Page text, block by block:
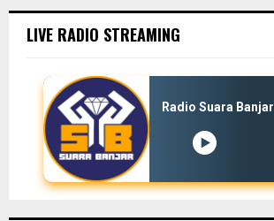
LIVE RADIO STREAMING
Radio Suara Banjar